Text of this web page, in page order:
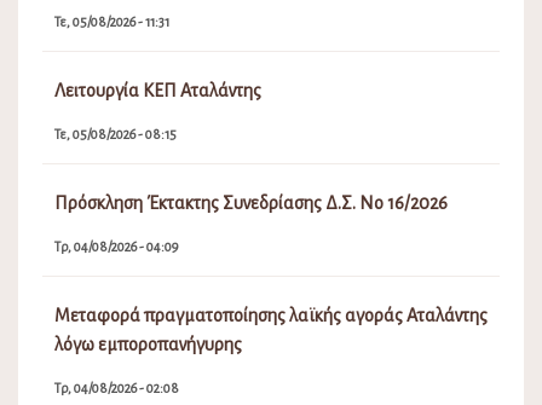
Τε, 05/08/2026 - 11:31
Λειτουργία ΚΕΠ Αταλάντης
Τε, 05/08/2026 - 08:15
Πρόσκληση Έκτακτης Συνεδρίασης Δ.Σ. Νο 16/2026
Τρ, 04/08/2026 - 04:09
Μεταφορά πραγματοποίησης λαϊκής αγοράς Αταλάντης
λόγω εμποροπανήγυρης
Τρ, 04/08/2026 - 02:08